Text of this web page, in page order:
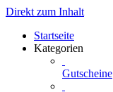
Direkt zum Inhalt
Startseite
Kategorien
Gutscheine